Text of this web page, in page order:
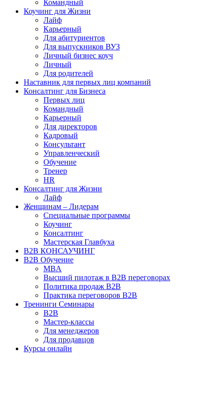
Командный
Коучинг для Жизни
Лайф
Карьерный
Для абитуриентов
Для выпускников ВУЗ
Личный бизнес коуч
Личный
Для родителей
Наставник для первых лиц компаний
Консалтинг для Бизнеса
Первых лиц
Командный
Карьерный
Для директоров
Кадровый
Консультант
Управленческий
Обучение
Тренер
HR
Консалтинг для Жизни
Лайф
Женщинам – Лидерам
Специальные программы
Коучинг
Консалтинг
Мастерская Главбуха
B2B КОНСАУЧИНГ
B2B Обучение
MBA
Высший пилотаж в B2B переговорах
Политика продаж B2B
Практика переговоров B2B
Тренинги Семинары
B2B
Мастер-классы
Для менеджеров
Для продавцов
Курсы онлайн